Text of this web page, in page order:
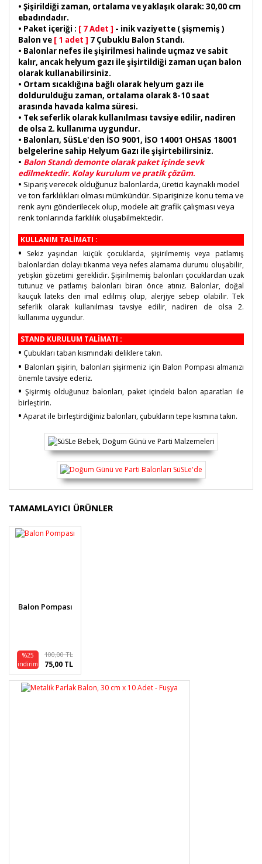
• Şişirildiği zaman, ortalama ve yaklaşık olarak: 30,00 cm
ebadındadır.
• Paket içeriği : [ 7 Adet ] - inik vaziyette ( şişmemiş )
Balon ve [ 1 adet ] 7 Çubuklu Balon Standı.
• Balonlar nefes ile şişirilmesi halinde uçmaz ve sabit
kalır, ancak helyum gazı ile şişirtildiği zaman uçan balon
olarak kullanabilirsiniz.
• Ortam sıcaklığına bağlı olarak helyum gazı ile
doldurulduğu zaman, ortalama olarak 8-10 saat
arasında havada kalma süresi.
• Tek seferlik olarak kullanılması tavsiye edilir, nadiren
de olsa 2. kullanıma uygundur.
• Balonları, SüSLe'den İSO 9001, İSO 14001 OHSAS 18001
belgelerine sahip Helyum Gazı ile şişirtebilirsiniz.
• Balon Standı demonte olarak paket içinde sevk
edilmektedir. Kolay kurulum ve pratik çözüm.
• Sipariş verecek olduğunuz balonlarda, üretici kaynaklı model
ve ton farklılıkları olması mümkündür. Siparişinize konu tema ve
renk aynı gönderilecek olup, modele ait grafik çalışması veya
renk tonlarında farklılık oluşabilmektedir.
KULLANIM TALİMATI :
•
Sekiz yaşından küçük çocuklarda, şişirilmemiş veya patlamış
balonlardan dolayı tıkanma veya nefes alamama durumu oluşabilir,
yetişkin gözetimi gereklidir. Şişirilmemiş balonları çocuklardan uzak
tutunuz ve patlamış balonları biran önce atınız. Balonlar, doğal
kauçuk lateks den imal edilmiş olup, alerjiye sebep olabilir. Tek
seferlik olarak kullanılması tavsiye edilir, nadiren de olsa 2.
kullanıma uygundur.
STAND KURULUM TALİMATI :
• Çubukları taban kısmındaki deliklere takın.
• Balonları şişirin, balonları şişirmeniz için Balon Pompası almanızı
önemle tavsiye ederiz.
• Şişirmiş olduğunuz balonları, paket içindeki balon aparatları ile
birleştirin.
• Aparat ile birleştirdiğiniz balonları, çubukların tepe kısmına takın.
Bu ürünün fiyat bilgisi, resim, ürün açıklamalarında ve
diğer konularda yetersiz gördüğünüz noktaları öneri
formunu kullanarak tarafımıza iletebilirsiniz.
Görüş ve önerileriniz için teşekkür ederiz.
Ürün fiyatı diğer sitelerden daha pahalı.
TAMAMLAYICI ÜRÜNLER
Balon Pompası
%25
indirim
100,00 TL
75,00 TL